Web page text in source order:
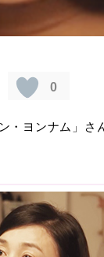
0
・ヨンナム」さ